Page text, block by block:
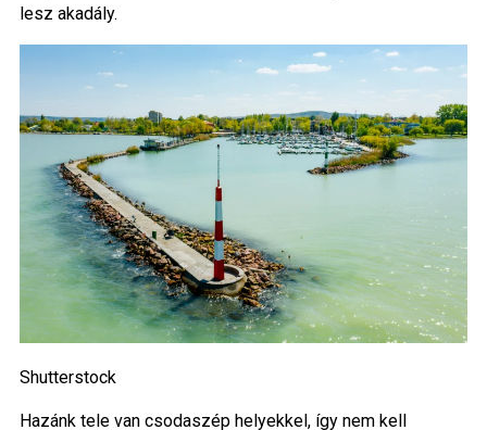
lesz akadály.
Shutterstock
Hazánk tele van csodaszép helyekkel, így nem kell